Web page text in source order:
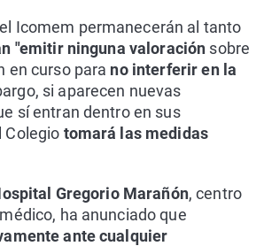
Icomem permanecerán al tanto
"emitir ninguna valoración sobre
en curso para no interferir en la
si aparecen nuevas
sí entran dentro en sus
Colegio tomará las medidas
Gregorio Marañón, centro
ha anunciado que
ante cualquier